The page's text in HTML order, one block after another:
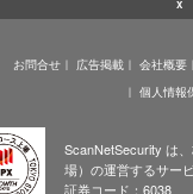
X
お問合せ 広告掲載 会社概要
個人情報
ScanNetSecurity は
場）の運営するサービ
証券コード：6038